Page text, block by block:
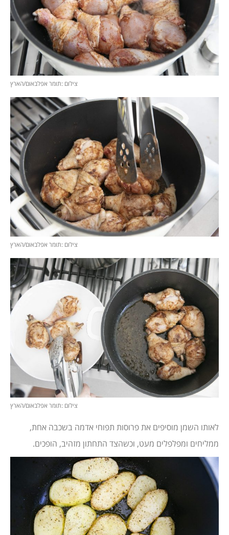
צילום :תומר אפלבאום/הארץ
צילום :תומר אפלבאום/הארץ
צילום :תומר אפלבאום/הארץ
לאותו השמן מוסיפים את פרוסות תפוחי אדמה בשכבה אחת,
ממליחים ומפלפלים מעט, וכשהצד התחתון מזהיב, הופכים.